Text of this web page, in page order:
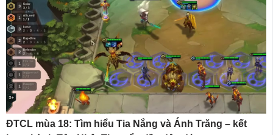
ĐTCL mùa 18: Tìm hiểu Tia Nắng và Ánh Trăng – kết